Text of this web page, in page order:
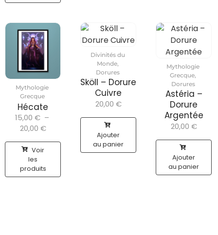
Mythologie
Grecque
Hécate
15,00 € –
20,00 €
Voir
les
produits
Divinités du
Monde,
Dorures
Sköll – Dorure
Cuivre
20,00 €
Ajouter
au panier
Mythologie
Grecque,
Dorures
Astéria –
Dorure
Argentée
20,00 €
Ajouter
au panier